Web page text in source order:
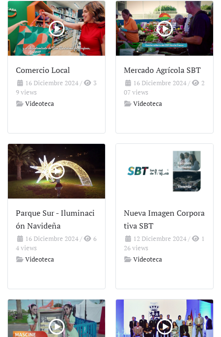
Comercio Local
16 Diciembre 2024/
3
9 views
Videoteca
Mercado Agrícola SBT
16 Diciembre 2024/
2
07 views
Videoteca
Parque Sur - Iluminaci
ón Navideña
16 Diciembre 2024/
6
4 views
Videoteca
Nueva Imagen Corpora
tiva SBT
12 Diciembre 2024/
1
26 views
Videoteca